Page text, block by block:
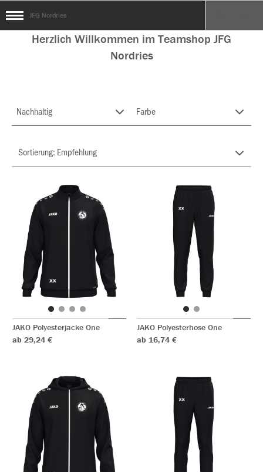
JFG Nordries
Herzlich Willkommen im Teamshop JFG
Nordries
Nachhaltig Farbe
JAKO Polyesterjacke One
ab 29,24 €
JAKO Polyesterhose One
ab 16,74 €